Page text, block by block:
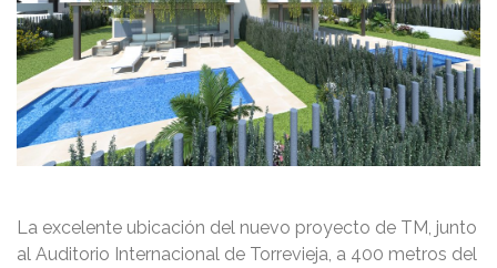
La excelente ubicación del nuevo proyecto de TM, junto
al Auditorio Internacional de Torrevieja, a 400 metros del